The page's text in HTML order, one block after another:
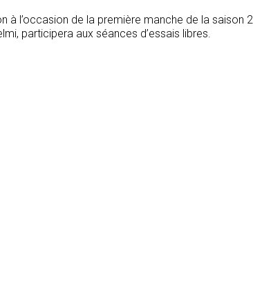
l’occasion de la première manche de la saison
participera aux séances d’essais libres.